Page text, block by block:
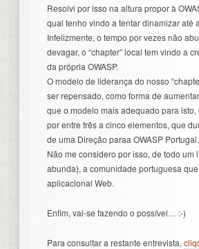
Resolvi por isso na altura propor à
qual tenho vindo a tentar dinamizar até
Infelizmente, o tempo por vezes não
devagar, o “chapter” local tem vindo a
da própria OWASP.
O modelo de liderança do nosso
ser repensado, como forma de
que o modelo mais adequado para
por entre três a cinco elementos, que
de uma Direção paraa OWASP
Não me considero por isso, de todo
abunda), a comunidade portuguesa
aplicacional Web.
Enfim, vai-se fazendo o possível… :-)
Para consultar a restante entrevista,